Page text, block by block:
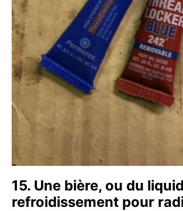
15. Une bière, ou du
refroidissement pour